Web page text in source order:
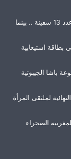
ميناء_دمياط استقبل خلال الـ 24 ساعة الماضية عدد 13 سفينة .. بينما
مشروع مبني الركاب رقم «4» يأتي بطاقة استيعابية
باشا الجيبوتية
لملتقى المرأة
الصحراء